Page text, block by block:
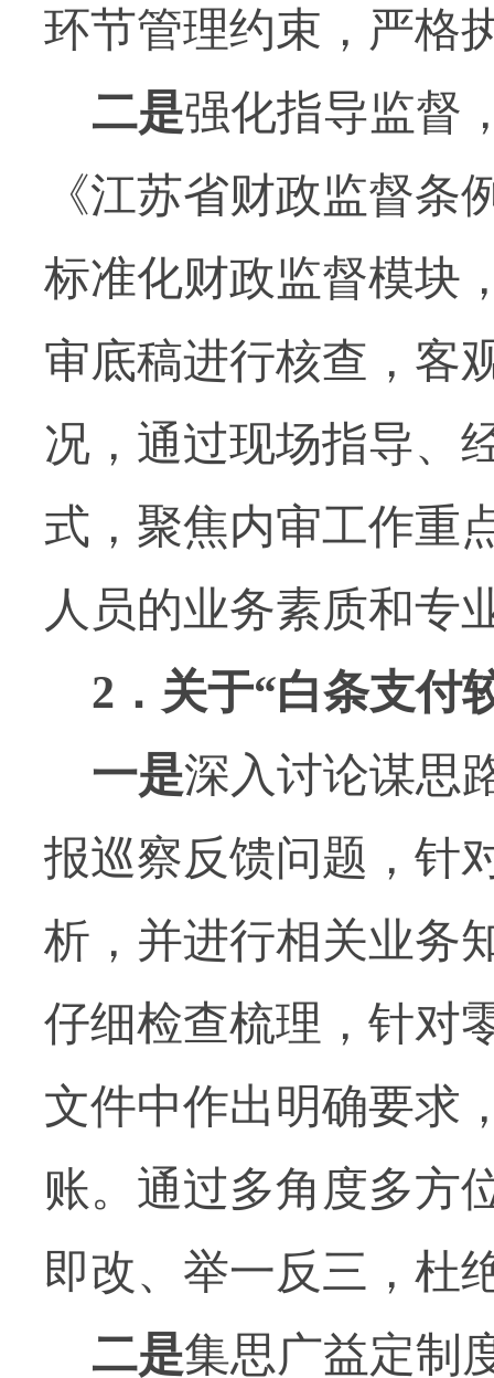
环节管理约束，严格
二是强化指导监督
《江苏省财政监督
标准化财政监督模块
审底稿进行核查，客
况，通过现场指导、
式，聚焦内审工作重
人员的业务素质和专
2 ．关于“白条支付
一是深入讨论谋思
报巡察反馈问题，针
析，并进行相关业务
仔细检查梳理，针对
文件中作出明确要求
账。通过多角度多方
即改、举一反三，杜
二是集思广益定制